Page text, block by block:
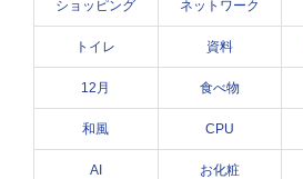
ショッピング ネットワーク
トイレ 資料
12月 食べ物
和風 CPU
AI お化粧